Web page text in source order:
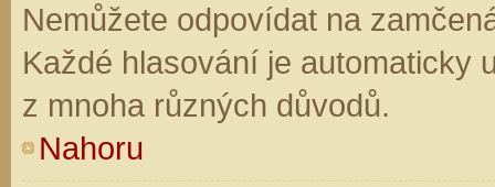
Nemůžete odpovídat na
Každé hlasování je automaticky
z mnoha různých důvodů.
Nahoru